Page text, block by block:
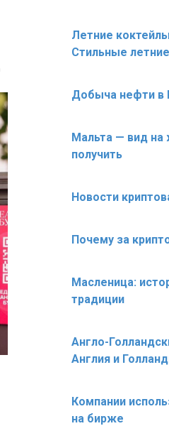
Летние
Стильные
Добыча нефти в
Мальта — вид на
получить
Новости
Почему за
Масленица:
традиции
Англо-
Англия и
Компании
на бирже